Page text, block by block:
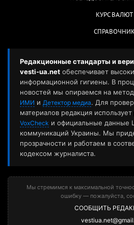
КУРС ВАЛЮТ
Редакционные стандарты и
vesti-ua.net обеспечивает
информационной гигиены. В
новостей мы опираемся на
ИМИ и Детектор медиа. Для
материалов редакция
VoxCheck и официальные данные
коммуникаций Украины. Мы
прозрачности и работаем в
кодексом журналиста.
Мы стремимся к максимальной
ошибку — пожалуйста,
СООБЩИТЬ